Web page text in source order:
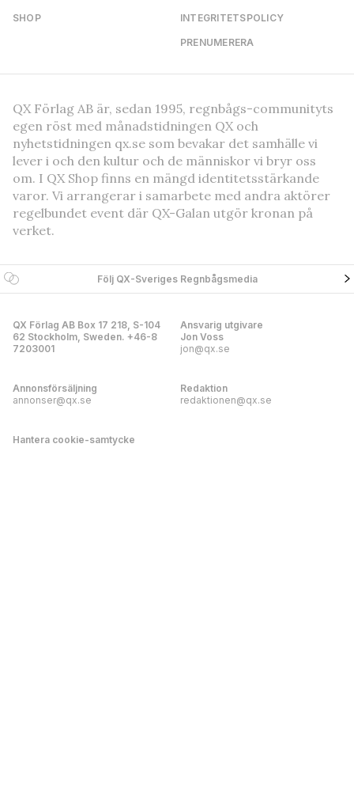
SHOP INTEGRITETSPOLICY
PRENUMERERA
QX Förlag AB är, sedan 1995, regnbågs-communityts
egen röst med månadstidningen QX och
nyhetstidningen qx.se som bevakar det samhälle vi
lever i och den kultur och de människor vi bryr oss
om. I QX Shop finns en mängd identitetsstärkande
varor. Vi arrangerar i samarbete med andra aktörer
regelbundet event där QX-Galan utgör kronan på
verket.
Följ QX-Sveriges Regnbågsmedia
QX Förlag AB Box 17 218, S-104
62 Stockholm, Sweden. +46-8
7203001
Ansvarig utgivare
Jon Voss
jon@qx.se
Annonsförsäljning
annonser@qx.se
Redaktion
redaktionen@qx.se
Hantera cookie-samtycke